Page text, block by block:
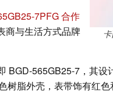
7PFG 合作
商与生活方式品牌
BGD-565GB25-7，其设
树脂外壳，表带饰有红